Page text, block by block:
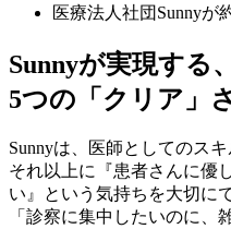
医療法人社団Sunnyが
Sunnyが実現する、
5つの「 クリア 」さ
Sunnyは、医師としてのスキ
それ以上に『患者さんに優
い』という気持ちを大切に
「診察に集中したいのに